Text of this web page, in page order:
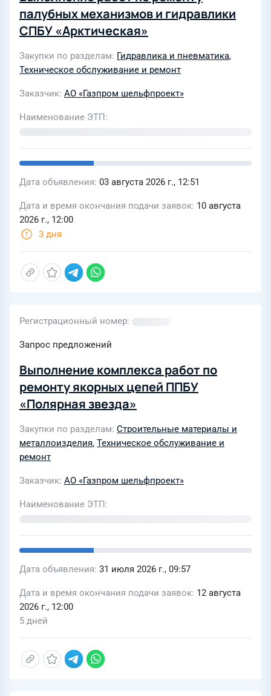
палубных механизмов и гидравлики
СПБУ «Арктическая»
Закупки по разделам Гидравлика и пневматика,
Техническое обслуживание и ремонт
Заказчик АО «Газпром шельфпроект»
Наименование ЭТП
Дата объявления 03 августа 2026 г., 12:51
Дата и время окончания подачи заявок 10 августа
2026 г., 12:00
3 дня
Регистрационный номер
Запрос предложений
Выполнение комплекса работ по
ремонту якорных цепей ППБУ
«Полярная звезда»
Закупки по разделам Строительные материалы и
металлоизделия, Техническое обслуживание и
ремонт
Заказчик АО «Газпром шельфпроект»
Наименование ЭТП
Дата объявления 31 июля 2026 г., 09:57
Дата и время окончания подачи заявок 12 августа
2026 г., 12:00
5 дней